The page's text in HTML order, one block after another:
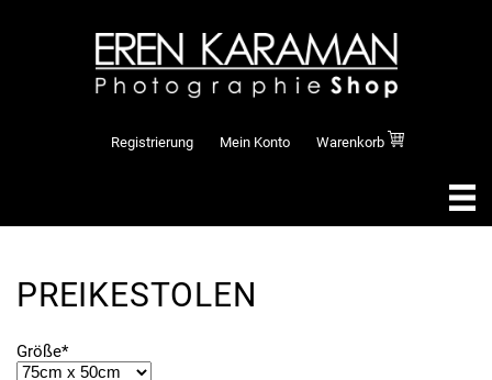
Registrierung Mein Konto Warenkorb
PREIKESTOLEN
Pflichtfeld
Größe*